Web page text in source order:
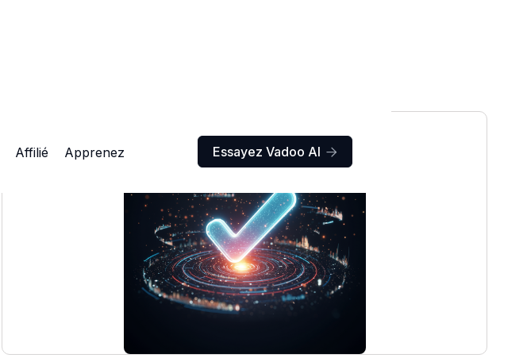
Affilié Apprenez Essayez Vadoo AI 